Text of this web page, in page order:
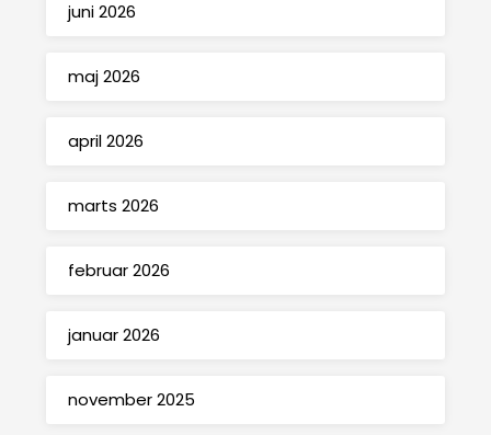
juni 2026
maj 2026
april 2026
marts 2026
februar 2026
januar 2026
november 2025